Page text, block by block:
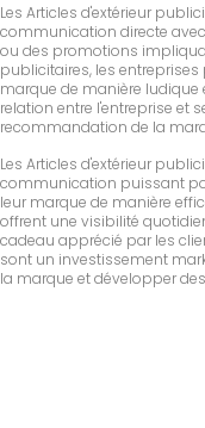
Les Articles d'extérieur
communication directe
ou des promotions
publicitaires, les
marque de manière ludique
relation entre l'entreprise et
recommandation de la
Les Articles d'extérieur
communication puissant
leur marque de manière
offrent une visibilité
cadeau apprécié par les
sont un investissement
la marque et développer